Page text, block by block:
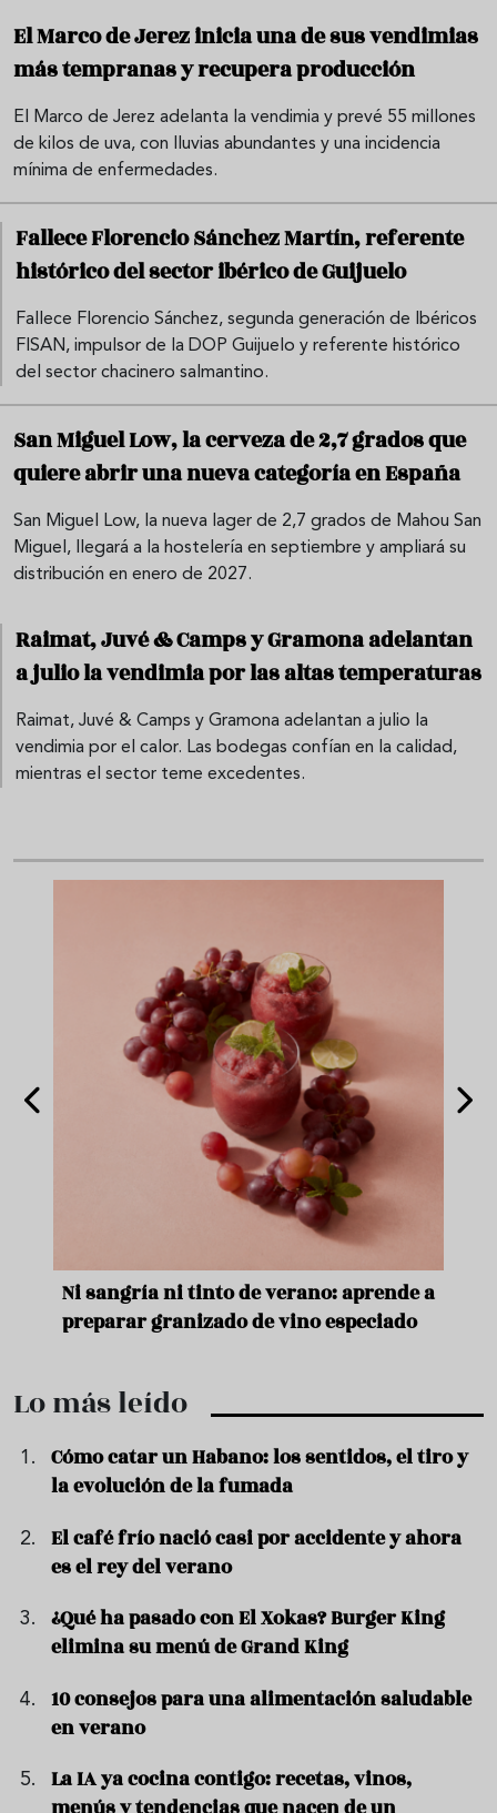
El Marco de Jerez inicia una de sus vendimias
más tempranas y recupera producción
El Marco de Jerez adelanta la vendimia y prevé 55 millones
de kilos de uva, con lluvias abundantes y una incidencia
mínima de enfermedades.
Fallece Florencio Sánchez Martín, referente
histórico del sector ibérico de Guijuelo
Fallece Florencio Sánchez, segunda generación de Ibéricos
FISAN, impulsor de la DOP Guijuelo y referente histórico
del sector chacinero salmantino.
San Miguel Low, la cerveza de 2,7 grados que
quiere abrir una nueva categoría en España
San Miguel Low, la nueva lager de 2,7 grados de Mahou San
Miguel, llegará a la hostelería en septiembre y ampliará su
distribución en enero de 2027.
Raimat, Juvé & Camps y Gramona adelantan
a julio la vendimia por las altas temperaturas
Raimat, Juvé & Camps y Gramona adelantan a julio la
vendimia por el calor. Las bodegas confían en la calidad,
mientras el sector teme excedentes.
Ni sangría ni tinto de verano: aprende a
preparar granizado de vino especiado
Lo más leído
Cómo catar un Habano: los sentidos, el tiro y
la evolución de la fumada
El café frío nació casi por accidente y ahora
es el rey del verano
¿Qué ha pasado con El Xokas? Burger King
elimina su menú de Grand King
10 consejos para una alimentación saludable
en verano
La IA ya cocina contigo: recetas, vinos,